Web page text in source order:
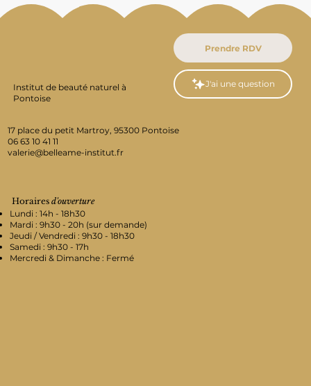
Prendre RDV
J'ai une question
Institut de beauté naturel à
Pontoise
17 place du petit Martroy, 95300 Pontoise
06 63 10 41 11
valerie@belleame-institut.fr
Horaires d'ouverture
Lundi : 14h - 18h30
Mardi : 9h30 - 20h (sur demande)
Jeudi / Vendredi : 9h30 - 18h30
Samedi : 9h30 - 17h
Mercredi & Dimanche : Fermé